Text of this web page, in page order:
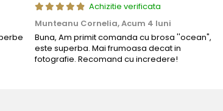
Achizitie verificata
Munteanu Cornelia,Acum 4 luni
Buna, Am primit comanda cu brosa ''ocean",
este superba. Mai frumoasa decat in
fotografie. Recomand cu incredere!